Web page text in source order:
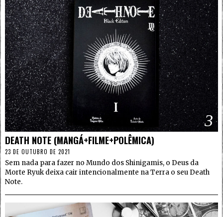
3
DEATH NOTE (MANGÁ+FILME+POLÊMICA)
23 DE OUTUBRO DE 2021
Sem nada para fazer no Mundo dos Shinigamis, o Deus da
Morte Ryuk deixa cair intencionalmente na Terra o seu Death
Note.